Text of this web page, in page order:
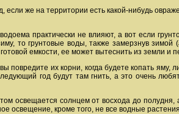
если же на территории есть какой-нибудь
практически не влияют, а вот если
то грунтовые воды, также замерзнув
емкости, ее может вытеснить из земли и
повредите их корни, когда будете копать
год будут там гнить, а это очень
освещается солнцем от восхода до
освещение, кроме того, не все водные